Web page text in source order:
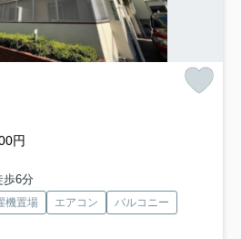
円
歩6分
機置場 エアコン
バルコニー